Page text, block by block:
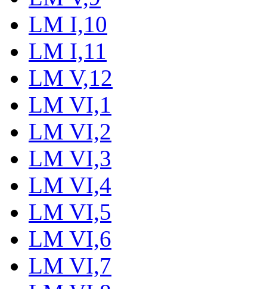
LM I,10
LM I,11
LM V,12
LM VI,1
LM VI,2
LM VI,3
LM VI,4
LM VI,5
LM VI,6
LM VI,7